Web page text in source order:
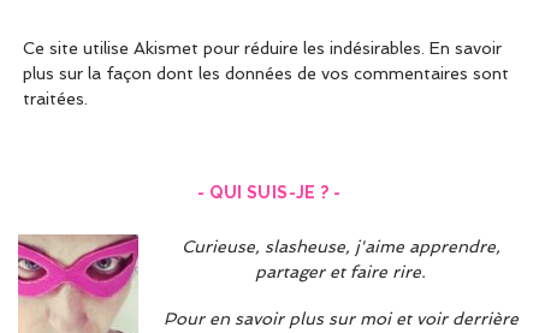
Ce site utilise Akismet pour réduire les indésirables. En savoir
plus sur la façon dont les données de vos commentaires sont
traitées.
- QUI SUIS-JE ? -
Curieuse, slasheuse, j'aime apprendre,
partager et faire rire.
Pour en savoir plus sur moi et voir derrière